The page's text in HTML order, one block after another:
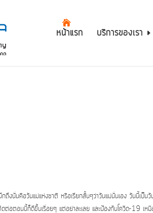
หน้าแรก บริการของเรา
นั่นคือวันแม่แห่งชาติ หรือเรียกสั้นๆว่าวันแม่นั่นเอง วันนี้เป็น
ต่อตอนนี้ก็ดีขึ้นเรื่อยๆ แต่อย่าละเลย และป้องกันโควิด-19